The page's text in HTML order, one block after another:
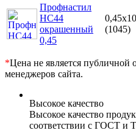
Профнастил
НС44
окрашенный
0,45
(1045)
*Цена не является публичной
менеджеров сайта.
Высокое качество
Высокое качество
соответствии с ГОСТ и